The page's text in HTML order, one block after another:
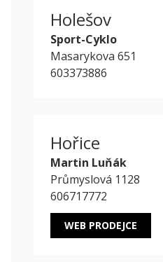
Holešov
Sport-Cyklo
Masarykova 651
603373886
Hořice
Martin Luňák
Průmyslová 1128
606717772
WEB PRODEJCE